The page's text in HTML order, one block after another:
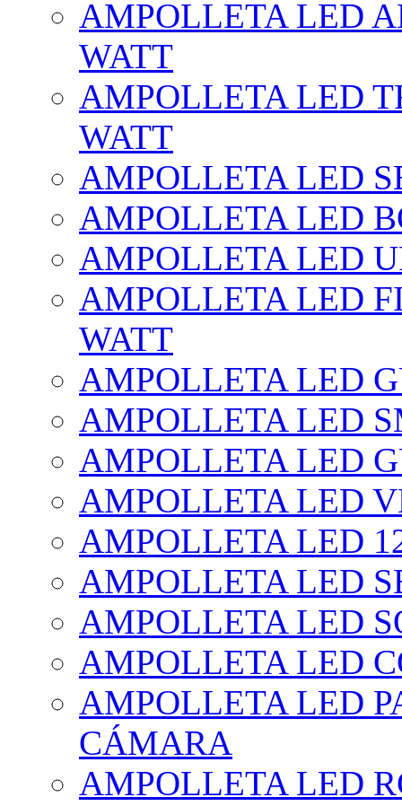
AMPOLLETA LED
WATT
AMPOLLETA LED
WATT
AMPOLLETA LED
AMPOLLETA LED
AMPOLLETA LED
AMPOLLETA LED
WATT
AMPOLLETA LED
AMPOLLETA LED
AMPOLLETA LED
AMPOLLETA LED
AMPOLLETA LED
AMPOLLETA LED
AMPOLLETA LED
AMPOLLETA LED
AMPOLLETA LED
CÁMARA
AMPOLLETA LED